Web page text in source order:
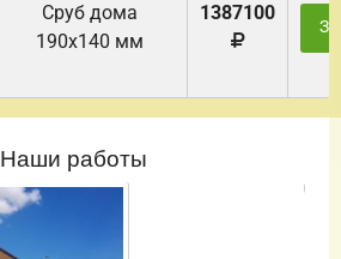
Cруб дома
190х140 мм
1387100
Наши работы